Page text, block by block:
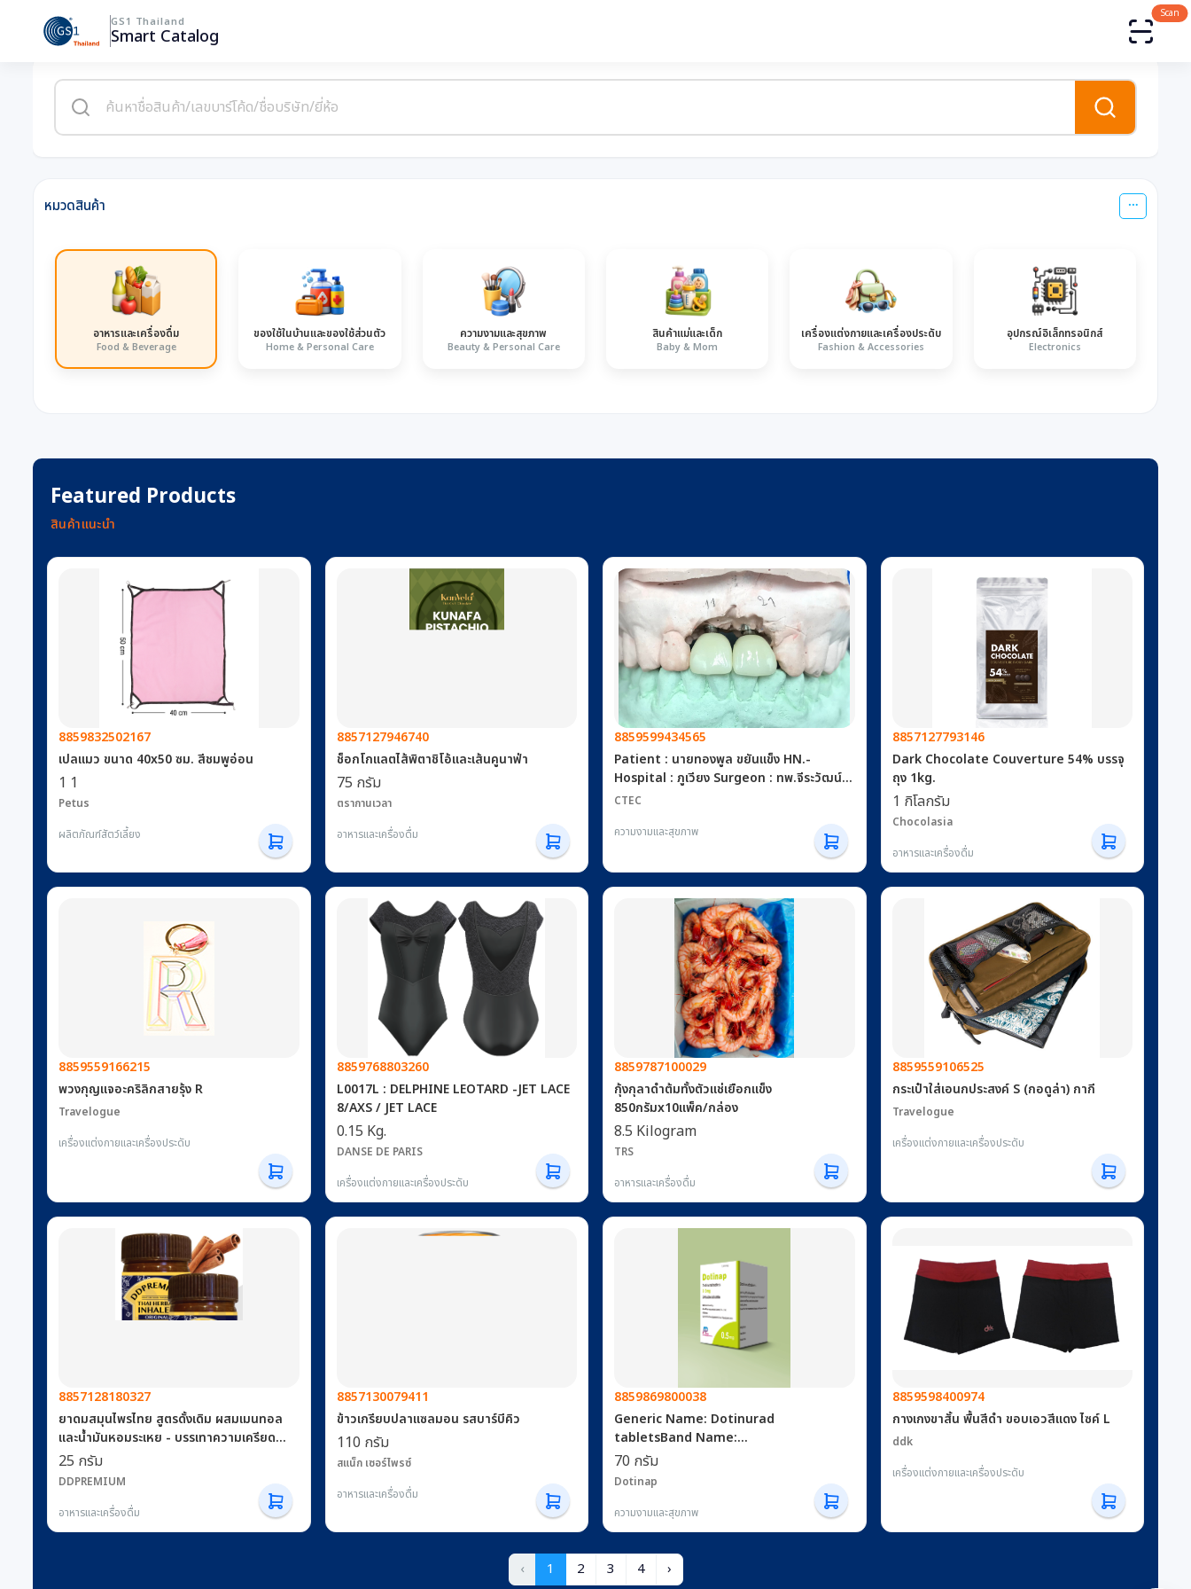
GS1 Thailand
Smart Catalog
Scan
หมวดสินค้า
อาหารและเครื่องดื่ม
Food & Beverage
ของใช้ในบ้านและของใช้ส่วนตัว
Home & Personal Care
ความงามและสุขภาพ
Beauty & Personal Care
สินค้าแม่และเด็ก
Baby & Mom
เครื่องแต่งกายและเครื่องประดับ
Fashion & Accessories
อุปกรณ์อิเล็กทรอนิกส์
Electronics
Featured Products
สินค้าแนะนำ
8859832502167
เปลแมว ขนาด 40x50 ซม. สีชมพูอ่อน
1 1
Petus
ผลิตภัณฑ์สัตว์เลี้ยง
8857127946740
ช็อกโกแลตไส้พิตาชิโอ้และเส้นคูนาฟ่า
75 กรัม
ตรากานเวลา
อาหารและเครื่องดื่ม
8859599434565
Patient : นายทองพูล ขยันแข็ง HN.-
Hospital : ภูเวียง Surgeon : ทพ.จีระวัฒน์
บุตรโคตร Created area : #11,#21
: 3 pc. (Drill guide 2 pc. Model 1 pc.)
CTEC
ความงามและสุขภาพ
8857127793146
Dark Chocolate Couverture 54% บรรจุ
ถุง 1kg.
1 กิโลกรัม
Chocolasia
อาหารและเครื่องดื่ม
8859559166215
พวงกุญแจอะคริลิกสายรุ้ง R
Travelogue
เครื่องแต่งกายและเครื่องประดับ
8859768803260
L0017L : DELPHINE LEOTARD -JET LACE
8/AXS / JET LACE
0.15 Kg.
DANSE DE PARIS
เครื่องแต่งกายและเครื่องประดับ
8859787100029
กุ้งกุลาดำต้มทั้งตัวแช่เยือกแข็ง
850กรัมx10แพ็ค/กล่อง
8.5 Kilogram
TRS
อาหารและเครื่องดื่ม
8859559106525
กระเป๋าใส่เอนกประสงค์ S (กอดูล่า) กากี
Travelogue
เครื่องแต่งกายและเครื่องประดับ
8857128180327
ยาดมสมุนไพรไทย สูตรดั้งเดิม ผสมเมนทอล
และน้ำมันหอมระเหย - บรรเทาความเครียด
เวียนศีรษะ เมารถ คลื่นไส้ บรรเทาอาการด้วย
วิธีธรรมชาติ ยาสูดพ่นจมูก แพ็ค 2
25 กรัม
DDPREMIUM
อาหารและเครื่องดื่ม
8857130079411
ข้าวเกรียบปลาแซลมอน รสบาร์บีคิว
110 กรัม
สแน็ก เซอร์ไพรซ์
อาหารและเครื่องดื่ม
8859869800038
Generic Name: Dotinurad
tabletsBand Name:
DotinapComposition:
Dotinurad.........0.5mgIndications:
Used for the treatment of gout and
hyperuricemia.Dosage Form:
TabletsAppearance: White Magic
BeadsManufactured by: Asia
Pharmaceuticals (Laos) Co.,Ltd.Locati
70 กรัม
Dotinap
ความงามและสุขภาพ
8859598400974
กางเกงขาสั้น พื้นสีดำ ขอบเอวสีแดง ไซค์ L
ddk
เครื่องแต่งกายและเครื่องประดับ
‹ 1 2 3 4 ›